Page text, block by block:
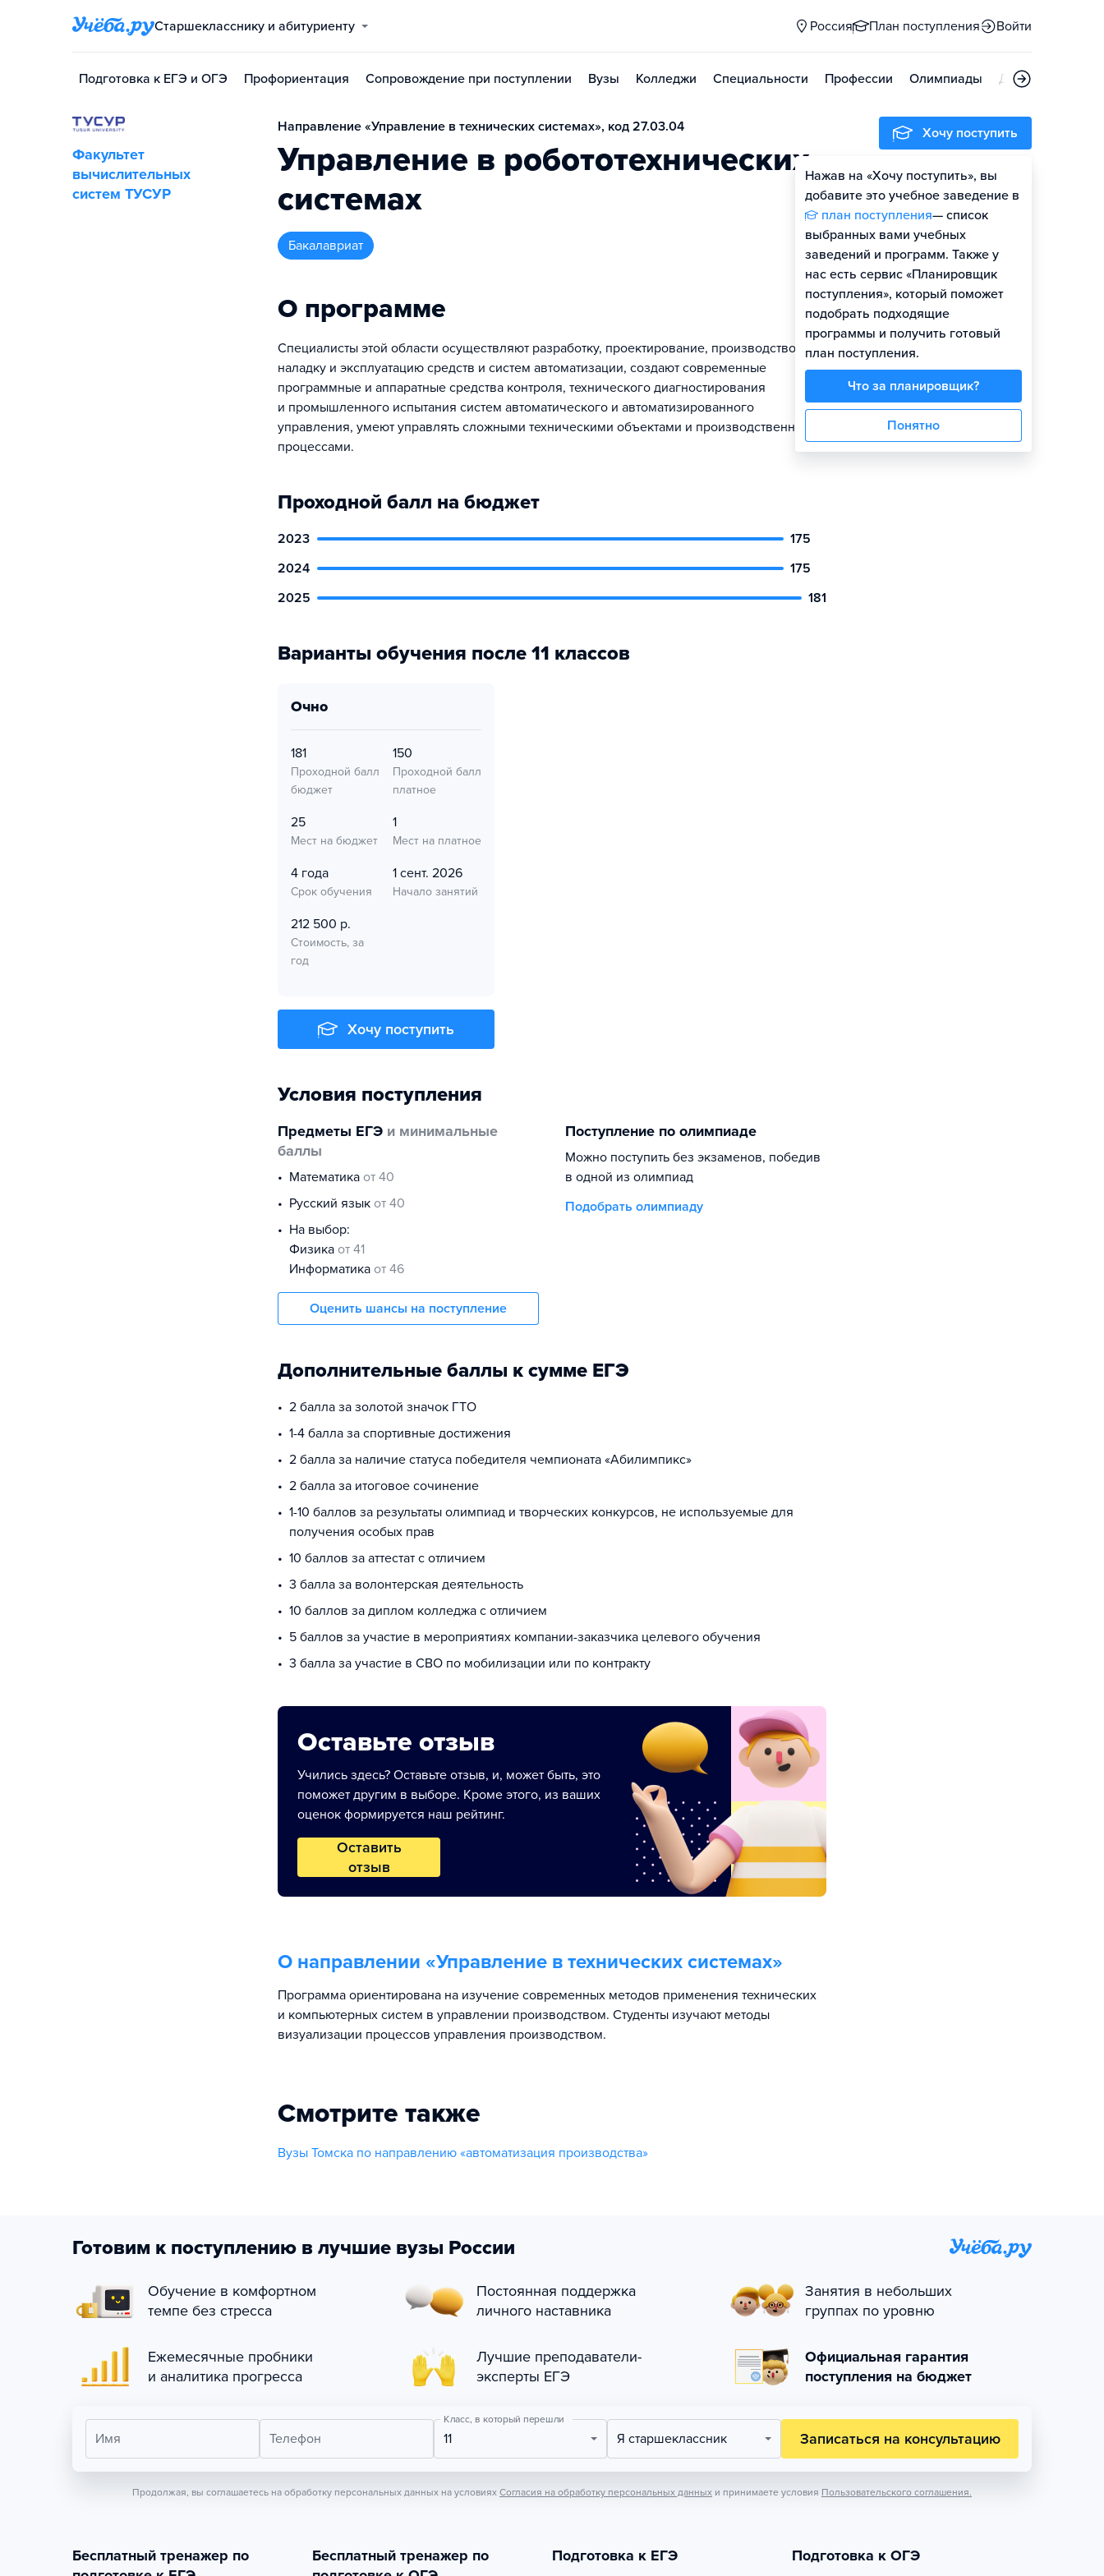
Старшекласснику и абитуриенту Россия План поступления Войти
Подготовка к ЕГЭ и ОГЭ Профориентация Сопровождение при поступлении Вузы Колледжи Специальности Профессии Олимпиады Дни открытых
Факультет
вычислительных
систем ТУСУР
Направление «Управление в технических системах», код 27.03.04
Управление в робототехнических
системах
бакалавриат
О программе
Специалисты этой области осуществляют разработку, проектирование, производство,
наладку и эксплуатацию средств и систем автоматизации, создают современные
программные и аппаратные средства контроля, технического диагностирования
и промышленного испытания систем автоматического и автоматизированного
управления, умеют управлять сложными техническими объектами и производственными
процессами.
Проходной балл на бюджет
2023
175
2024
175
2025
181
Варианты обучения после 11 классов
очно
181
Проходной балл
бюджет
150
Проходной балл
платное
25
Мест на бюджет
1
Мест на платное
4 года
Срок обучения
1 сент. 2026
Начало занятий
212 500 р.
Стоимость, за
год
Хочу поступить
Условия поступления
Предметы ЕГЭ и минимальные
баллы
математика от 40
русский язык от 40
На выбор:
физика от 41
информатика от 46
Оценить шансы на поступление
Поступление по олимпиаде
Можно поступить без экзаменов, победив
в одной из олимпиад
Подобрать олимпиаду
Дополнительные баллы к сумме ЕГЭ
2 балла за золотой значок ГТО
1-4 балла за спортивные достижения
2 балла за наличие статуса победителя чемпионата «Абилимпикс»
2 балла за итоговое сочинение
1-10 баллов за результаты олимпиад и творческих конкурсов, не используемые для
получения особых прав
10 баллов за аттестат с отличием
3 балла за волонтерская деятельность
10 баллов за диплом колледжа с отличием
5 баллов за участие в мероприятиях компании-заказчика целевого обучения
3 балла за участие в СВО по мобилизации или по контракту
Оставьте отзыв
Учились здесь? Оставьте отзыв, и, может быть, это
поможет другим в выборе. Кроме этого, из ваших
оценок формируется наш рейтинг.
Оставить
отзыв
О направлении «Управление в технических системах»
Программа ориентирована на изучение современных методов применения технических
и компьютерных систем в управлении производством. Студенты изучают методы
визуализации процессов управления производством.
Смотрите также
Вузы Томска по направлению «автоматизация производства»
Хочу поступить
Нажав на «Хочу поступить», вы
добавите это учебное заведение в
план поступления— список
выбранных вами учебных
заведений и программ. Также у
нас есть сервис «Планировщик
поступления», который поможет
подобрать подходящие
программы и получить готовый
план поступления.
Что за планировщик?
Понятно
Оценить шансы
Готовим к поступлению в лучшие вузы России
Обучение в комфортном
темпе без стресса
Постоянная поддержка
личного наставника
Занятия в небольших
группах по уровню
Ежемесячные пробники
и аналитика прогресса
Лучшие преподаватели-
эксперты ЕГЭ
Официальная гарантия
поступления на бюджет
Имя Телефон
Класс, в который перешли
11 Я старшеклассник Записаться на консультацию
Продолжая, вы соглашаетесь на обработку персональных данных на условиях Согласия на обработку персональных данных и принимаете условия Пользовательского соглашения.
Бесплатный тренажер по
Бесплатный тренажер по
Подготовка к ЕГЭ Подготовка к ОГЭ